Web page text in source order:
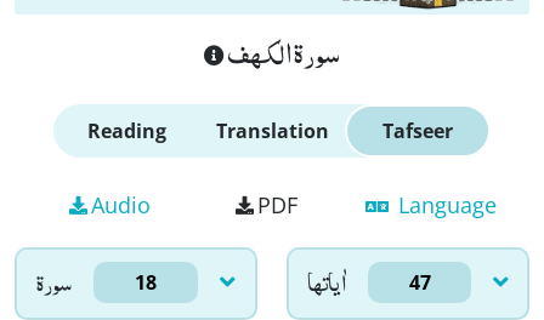
سورة الكهف
Reading Translation Tafseer
Audio PDF Language
سورۃ 18 اٰياتها 47